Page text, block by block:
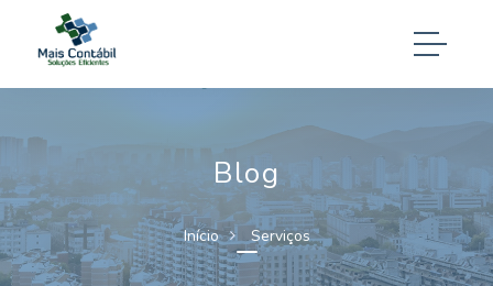
Blog
Início Serviços